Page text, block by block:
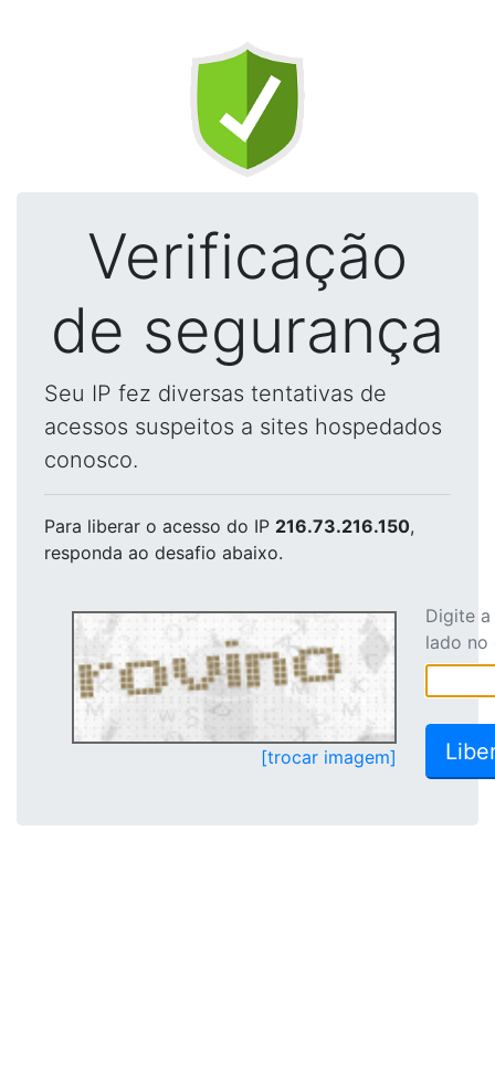
Verificação
de segurança
Seu IP fez diversas tentativas de
acessos suspeitos a sites hospedados
conosco.
Para liberar o acesso do IP 216.73.216.150,
responda ao desafio abaixo.
[trocar imagem]
Digite
lado no